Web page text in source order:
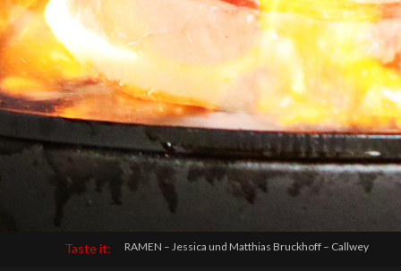
Taste it: RAMEN – Jessica und Matthias Bruckhoff – Callwey